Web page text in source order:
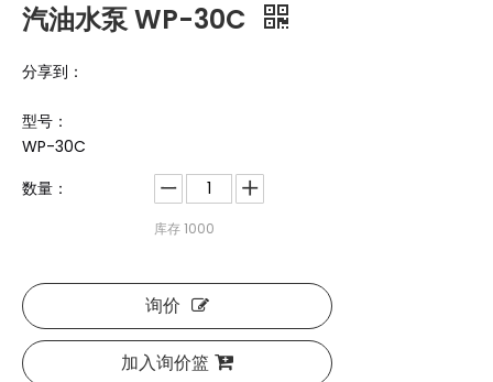
汽油水泵 WP-30C
分享到：
型号：
WP-30C
数量：
库存1000
询价
加入询价篮